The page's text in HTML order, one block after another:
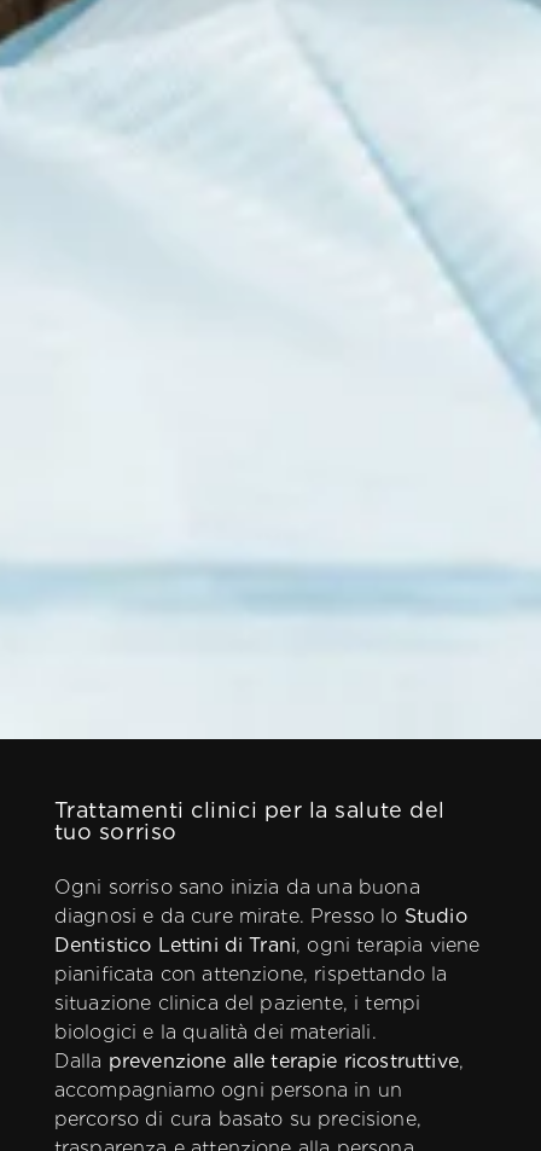
Trattamenti clinici per la salute del
tuo sorriso
Ogni sorriso sano inizia da una buona
diagnosi e da cure mirate. Presso lo Studio
Dentistico Lettini di Trani, ogni terapia viene
pianificata con attenzione, rispettando la
situazione clinica del paziente, i tempi
biologici e la qualità dei materiali.
Dalla prevenzione alle terapie ricostruttive,
accompagniamo ogni persona in un
percorso di cura basato su precisione,